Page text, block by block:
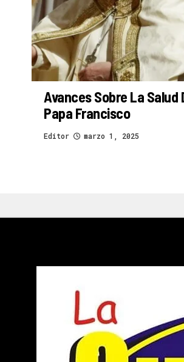
Avances Sobre La Salud
Papa Francisco
Editor marzo 1, 2025